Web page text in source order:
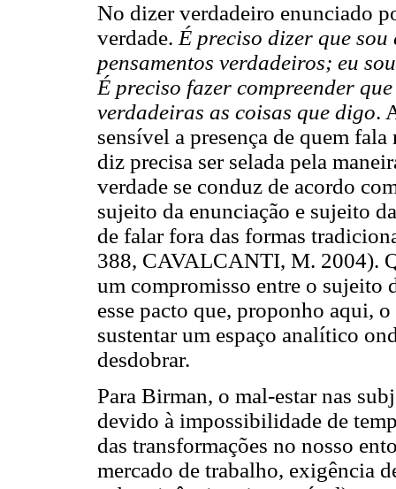
No dizer verdadeiro enunciado
verdade. É preciso dizer que sou
pensamentos verdadeiros; eu
É preciso fazer compreender
verdadeiras as coisas que digo.
sensível a presença de quem
diz precisa ser selada pela
verdade se conduz de acordo
sujeito da enunciação e sujeito
de falar fora das formas
388, CAVALCANTI, M. 2004).
um compromisso entre o sujeito
esse pacto que, proponho aqui,
sustentar um espaço analítico
desdobrar.
Para Birman, o mal-estar nas
devido à impossibilidade de
das transformações no nosso
mercado de trabalho, exigência